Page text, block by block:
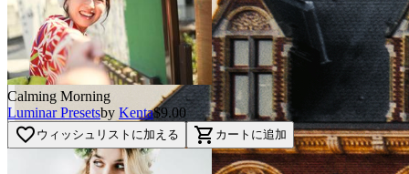
Calming Morning
Luminar Presetsby Kenta$9.00
favorite_border ウィッシュリストに加える shopping_cart カートに追加